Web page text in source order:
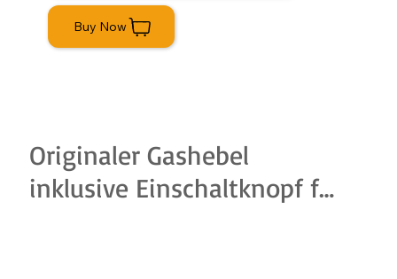
Buy Now
Originaler Gashebel
inklusive Einschaltknopf für